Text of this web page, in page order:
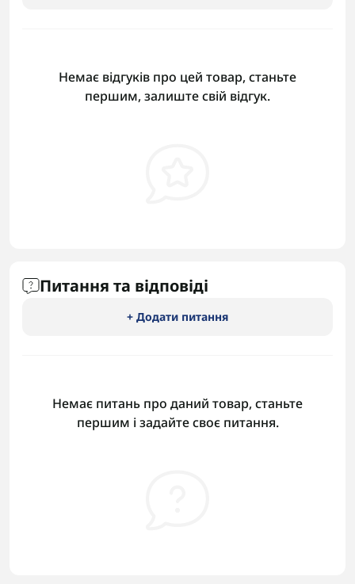
Немає відгуків про цей товар, станьте
першим, залиште свій відгук.
Питання та відповіді
+ Додати питання
Немає питань про даний товар, станьте
першим і задайте своє питання.